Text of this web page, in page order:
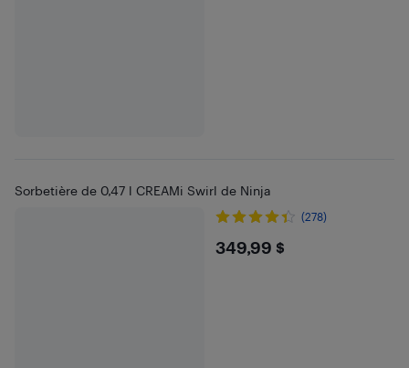
Sorbetière de 0,47 l CREAMi Swirl de Ninja
(278)
$349.99
349,99 $